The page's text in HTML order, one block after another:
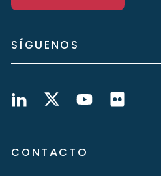
SÍGUENOS
CONTACTO